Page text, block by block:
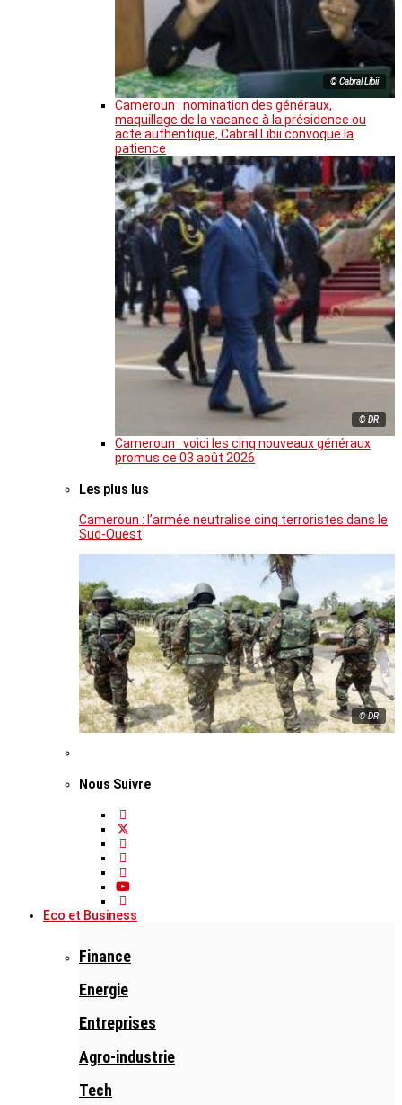
© Cabral Libii
Cameroun : nomination des généraux,
maquillage de la vacance à la présidence ou
acte authentique, Cabral Libii convoque la
patience
© DR
Cameroun : voici les cinq nouveaux généraux
promus ce 03 août 2026
Les plus lus
Cameroun : l’armée neutralise cinq terroristes dans le
Sud-Ouest
© DR
Nous Suivre
Eco et Business
Finance
Energie
Entreprises
Agro-industrie
Tech